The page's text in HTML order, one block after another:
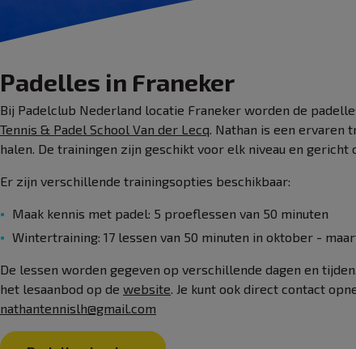
Padelles in Franeker
Bij Padelclub Nederland locatie Franeker worden de
Tennis & Padel School Van der Lecq. Nathan is een ervaren
halen. De trainingen zijn geschikt voor elk niveau en
Er zijn verschillende trainingsopties beschikbaar:
Maak kennis met padel: 5 proeflessen van 50 minuten
Wintertraining: 17 lessen van 50 minuten in oktober -
De lessen worden gegeven op verschillende dagen en
het lesaanbod op de website. Je kunt ook direct contact
nathantennislh@gmail.com